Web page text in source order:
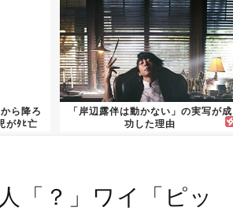
ら降ろ
がﾀﾋ亡
「岸辺露伴は動かない」の実写が成
功した理由
「？」ワイ「ピッ